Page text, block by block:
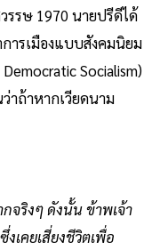
รรษ 1970 นายปรีดีได้
ารเมืองแบบสังคมนิยม
Socialism)
าถ้าหากเวียดนาม
จริงๆ ดังนั้น ข้าพเจ้า
เคยเสี่ยงชีวิตเพื่อ